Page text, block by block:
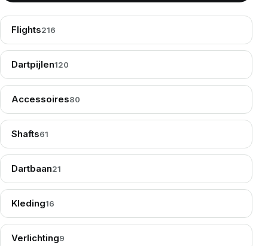
Flights216
Dartpijlen120
Accessoires80
Shafts61
Dartbaan21
Kleding16
Verlichting9